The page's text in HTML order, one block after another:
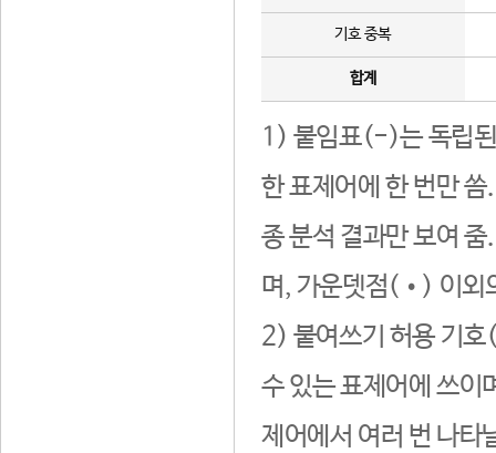
기호 중복
합계
1) 붙임표(-)는 독립된
한 표제어에 한 번만
종 분석 결과만 보여
며, 가운뎃점(•) 이외
2) 붙여쓰기 허용 기호
수 있는 표제어에 쓰이
제어에서 여러 번 나타